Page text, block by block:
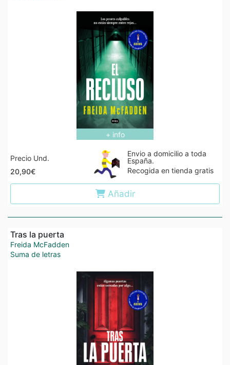
+ info
Precio Und.
20,90€
Envio a domicilio a toda
España.
Recogida en tienda gratis
Añadir
Tras la puerta
Freida McFadden
Suma de letras